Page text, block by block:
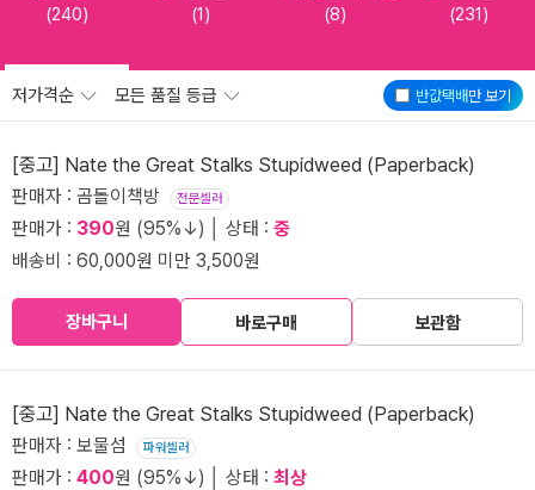
(240) (1) (8) (231)
반값택배만 보기
저가격순 모든 품질 등급
[중고] Nate the Great Stalks Stupidweed (Paperback)
판매자 : 곰돌이책방 전문셀러
판매가 : 390원 (95%↓) │ 상태 : 중
배송비 : 60,000원 미만 3,500원
장바구니 바로구매 보관함
[중고] Nate the Great Stalks Stupidweed (Paperback)
판매자 : 보물섬 파워셀러
판매가 : 400원 (95%↓) │ 상태 : 최상